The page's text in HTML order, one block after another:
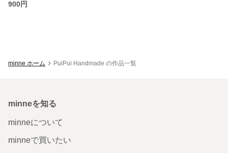
900円
minne ホーム PuiPui Handmade の作品一覧
minneを知る
minneについて
minneで買いたい